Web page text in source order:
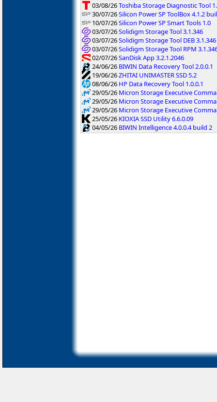
03/08/26Toshiba Storage Diagnostic Tool
30/07/26Silicon Power SP ToolBox 4.1.2
10/07/26Silicon Power SP Smart Tools 1.0
03/07/26Solidigm Storage Tool 3.1.346
03/07/26Solidigm Storage Tool DEB 3.1.346
03/07/26Solidigm Storage Tool RPM
02/07/26SanDisk App 3.2.1.2046
24/06/26 BIWIN Data Recovery Tool 2.0.0.1
19/06/26ZHITAI UNIMASTER SSD 5.2
08/06/26 HP Data Recovery Tool 1.0.0.1
29/05/26 Micron Storage Executive
29/05/26 Micron Storage Executive
29/05/26 Micron Storage Executive
25/05/26 KIOXIA SSD Utility 6.6.0.09
04/05/26 BIWIN Intelligence 4.0.0.4 build 2